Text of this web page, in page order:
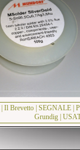
Il Brevetto SEGNALE
Grundig